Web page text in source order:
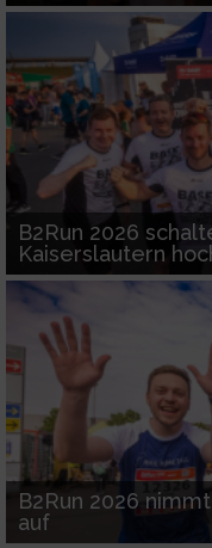
B2Run 2026
Kaiserslautern
B2Run 2026
auf